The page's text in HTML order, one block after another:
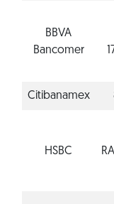
BBVA
Bancomer
Citibanamex
HSBC